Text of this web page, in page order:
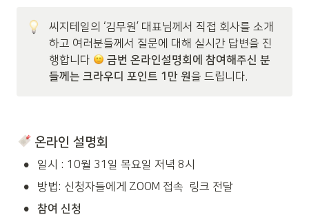
씨지테일의 ‘김무원’ 대표님께서 직접 회사를 소개
하고 여러분들께서 질문에 대해 실시간 답변을 진
행합니다
금번 온라인설명회에 참여해주신 분
들께는 크라우디 포인트 1만 원을 드립니다.
온라인 설명회
• 일시 : 10월 31일 목요일 저녁 8시
• 방법: 신청자들에게 ZOOM 접속  링크 전달
• 참여 신청